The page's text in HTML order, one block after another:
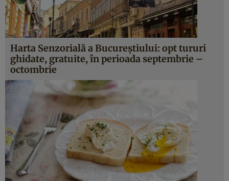
Harta Senzorială a Bucureştiului: opt tururi
ghidate, gratuite, în perioada septembrie –
octombrie